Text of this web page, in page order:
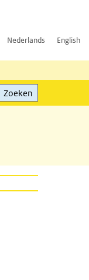
Nederlands English
Zoeken